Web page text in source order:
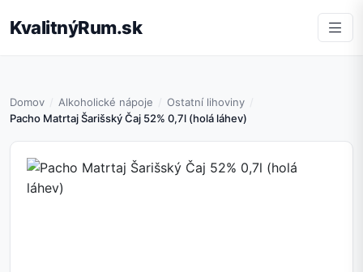
KvalitnýRum.sk
Domov Alkoholické nápoje
Ostatní lihoviny
Pacho Matrtaj Šarišský Čaj 52% 0,7l (holá láhev)